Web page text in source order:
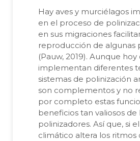
Hay aves y murciélagos
en el proceso de
en sus migraciones
reproducción de algunas
(Pauw, 2019). Aunque hoy
implementan diferentes
sistemas de polinización
son complementos y no
por completo estas
beneficios tan valiosos de
polinizadores. Así que, si
climático altera los ritmos